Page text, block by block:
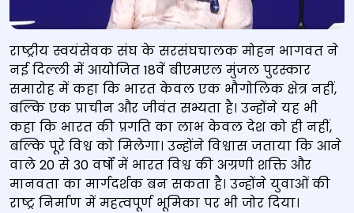
राष्ट्रीय स्वयंसेवक संघ के सरसंघचालक मोहन भागवत ने
नई दिल्ली में आयोजित 18वें बीएमएल मुंजल पुरस्कार
समारोह में कहा कि भारत केवल एक भौगोलिक क्षेत्र नहीं,
बल्कि एक प्राचीन और जीवंत सभ्यता है। उन्होंने यह भी
कहा कि भारत की प्रगति का लाभ केवल देश को ही नहीं,
बल्कि पूरे विश्व को मिलेगा। उन्होंने विश्वास जताया कि आने
वाले 20 से 30 वर्षों में भारत विश्व की अग्रणी शक्ति और
मानवता का मार्गदर्शक बन सकता है। उन्होंने युवाओं की
राष्ट्र निर्माण में महत्वपूर्ण भूमिका पर भी जोर दिया।